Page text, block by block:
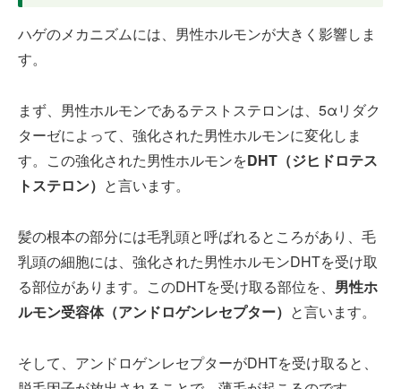
ハゲのメカニズムには、男性ホルモンが大きく影響しま
す。
まず、男性ホルモンであるテストステロンは、5αリダク
ターゼによって、強化された男性ホルモンに変化しま
す。この強化された男性ホルモンをDHT（ジヒドロテス
トステロン） と言います。
髪の根本の部分には毛乳頭と呼ばれるところがあり、毛
乳頭の細胞には、強化された男性ホルモンDHTを受け取
る部位があります。このDHTを受け取る部位を、 男性ホ
ルモン受容体（アンドロゲンレセプター） と言います。
そして、アンドロゲンレセプターがDHTを受け取ると、